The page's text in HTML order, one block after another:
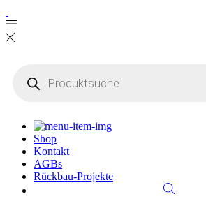
search
Shop
Kontakt
AGBs
Rückbau-Projekte